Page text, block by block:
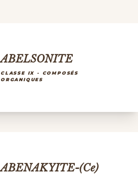
ABELSONITE
CLASSE IX - COMPOSÉS
ORGANIQUES
ABENAKYITE-(Ce)